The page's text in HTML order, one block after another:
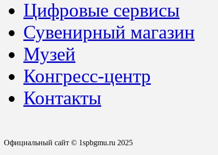
Цифровые сервисы
Сувенирный магазин
Музей
Конгресс-центр
Контакты
Официальный сайт © 1spbgmu.ru 2025